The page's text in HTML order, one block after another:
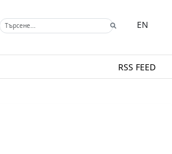
EN
RSS FEED